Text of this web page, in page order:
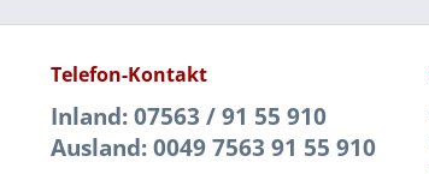
Telefon-Kontakt
Inland: 07563 / 91 55 910
Ausland: 0049 7563 91 55 910